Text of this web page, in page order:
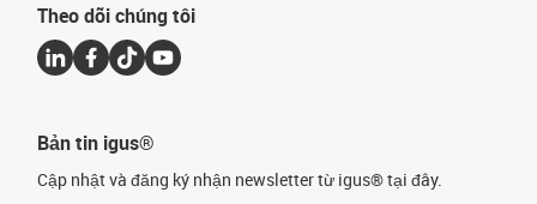
Theo dõi chúng tôi
Bản tin igus®
Cập nhật và đăng ký nhận newsletter từ igus® tại đây.